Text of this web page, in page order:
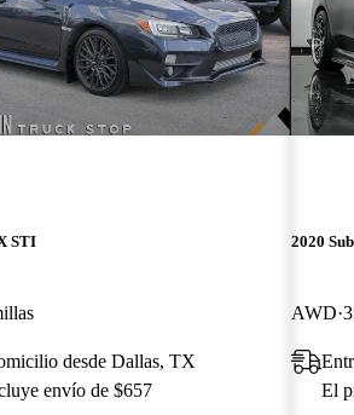
STI
desde Dallas, TX
envío de $657
2020
AWD
El